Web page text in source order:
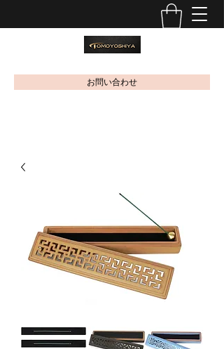
お問い合わせ